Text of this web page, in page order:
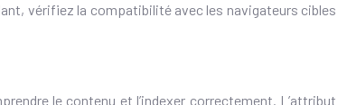
vérifiez la compatibilité avec les navigateurs cibles
le contenu et l’indexer correctement. L’attribut